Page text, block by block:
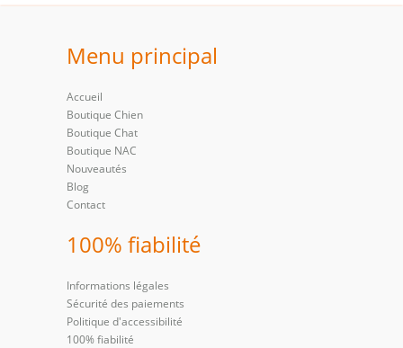
Menu principal
Accueil
Boutique Chien
Boutique Chat
Boutique NAC
Nouveautés
Blog
Contact
100% fiabilité
Informations légales
Sécurité des paiements
Politique d'accessibilité
100% fiabilité